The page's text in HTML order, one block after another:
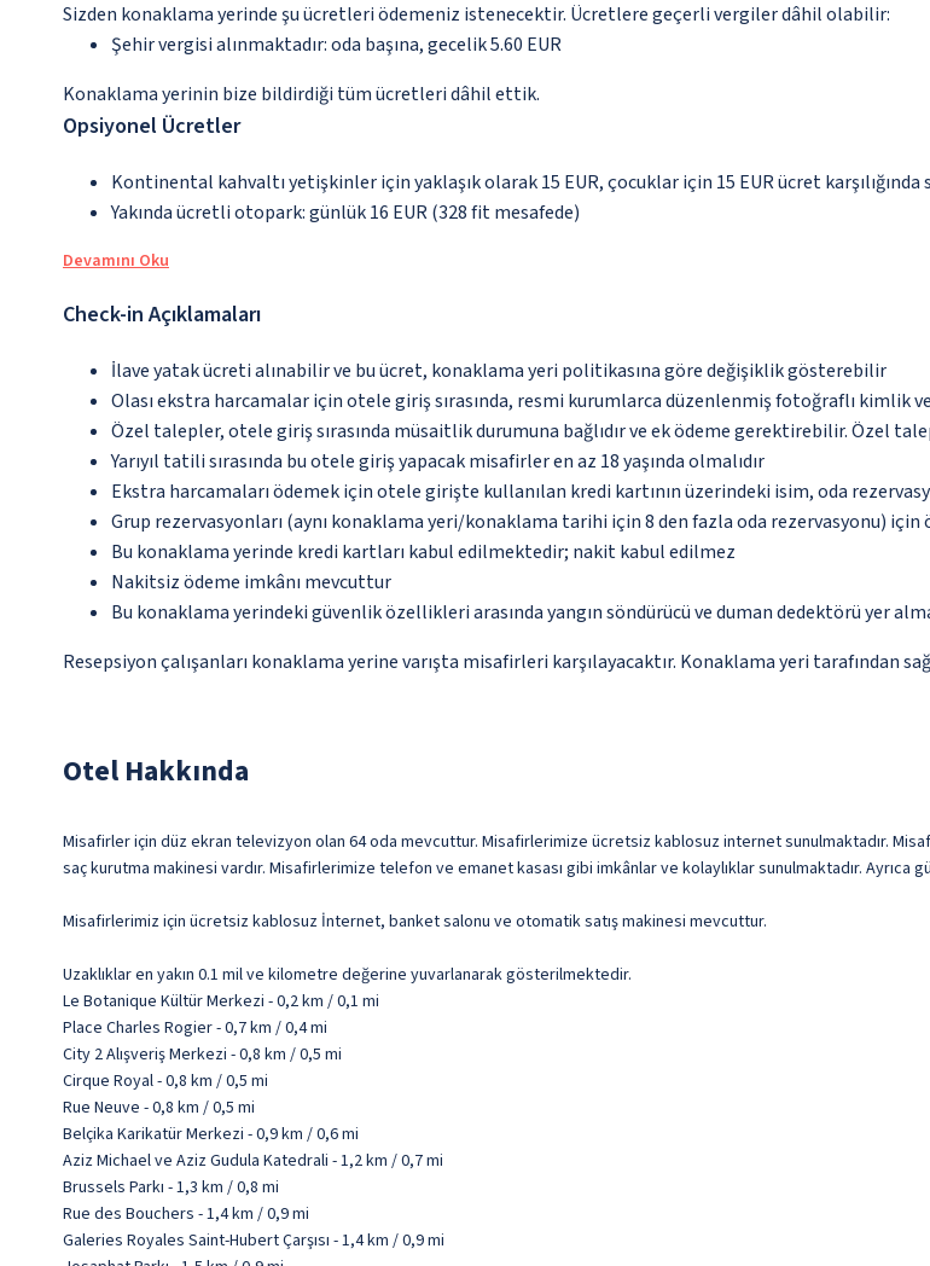
Sizden konaklama yerinde şu ücretleri ödemeniz istenecektir. Ücretlere geçerli vergiler dâhil olabilir:
Şehir vergisi alınmaktadır: oda başına, gecelik 5.60 EUR
Konaklama yerinin bize bildirdiği tüm ücretleri dâhil ettik.
Opsiyonel Ücretler
Kontinental kahvaltı yetişkinler için yaklaşık olarak 15 EUR, çocuklar için 15 EUR ücret
Yakında ücretli otopark: günlük 16 EUR (328 fit mesafede)
Devamını Oku
Check-in Açıklamaları
İlave yatak ücreti alınabilir ve bu ücret, konaklama yeri politikasına göre değişiklik gösterebilir
Olası ekstra harcamalar için otele giriş sırasında, resmi kurumlarca düzenlenmiş fotoğraflı kimlik
Özel talepler, otele giriş sırasında müsaitlik durumuna bağlıdır ve ek ödeme gerektirebilir. Özel
Yarıyıl tatili sırasında bu otele giriş yapacak misafirler en az 18 yaşında olmalıdır
Ekstra harcamaları ödemek için otele girişte kullanılan kredi kartının üzerindeki isim, oda
Grup rezervasyonları (aynı konaklama yeri/konaklama tarihi için 8 den fazla oda rezervasyonu)
Bu konaklama yerinde kredi kartları kabul edilmektedir; nakit kabul edilmez
Nakitsiz ödeme imkânı mevcuttur
Bu konaklama yerindeki güvenlik özellikleri arasında yangın söndürücü ve duman dedektörü yer
Resepsiyon çalışanları konaklama yerine varışta misafirleri karşılayacaktır. Konaklama yeri
Otel Hakkında
Misafirler için düz ekran televizyon olan 64 oda mevcuttur. Misafirlerimize ücretsiz kablosuz internet sunulmaktadır.
saç kurutma makinesi vardır. Misafirlerimize telefon ve emanet kasası gibi imkânlar ve kolaylıklar sunulmaktadır.
Misafirlerimiz için ücretsiz kablosuz İnternet, banket salonu ve otomatik satış makinesi mevcuttur.
Uzaklıklar en yakın 0.1 mil ve kilometre değerine yuvarlanarak gösterilmektedir.
Le Botanique Kültür Merkezi - 0,2 km / 0,1 mi
Place Charles Rogier - 0,7 km / 0,4 mi
City 2 Alışveriş Merkezi - 0,8 km / 0,5 mi
Cirque Royal - 0,8 km / 0,5 mi
Rue Neuve - 0,8 km / 0,5 mi
Belçika Karikatür Merkezi - 0,9 km / 0,6 mi
Aziz Michael ve Aziz Gudula Katedrali - 1,2 km / 0,7 mi
Brussels Parkı - 1,3 km / 0,8 mi
Rue des Bouchers - 1,4 km / 0,9 mi
Galeries Royales Saint-Hubert Çarşısı - 1,4 km / 0,9 mi